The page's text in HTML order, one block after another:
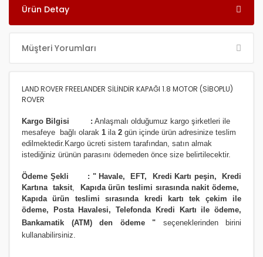
Ürün Detay
Müşteri Yorumları
LAND ROVER FREELANDER SİLİNDİR KAPAĞI 1.8 MOTOR (SİBOPLU)
ROVER
Kargo Bilgisi : Anlaşmalı olduğumuz kargo şirketleri ile
mesafeye bağlı olarak 1 ila 2 gün içinde ürün adresinize teslim
edilmektedir. Kargo ücreti sistem tarafından, satın almak
istediğiniz ürünün parasını ödemeden önce size belirtilecektir.
Ödeme Şekli : " Havale, EFT, Kredi Kartı peşin,
Kredi
Kartına taksit,
Kapıda ürün teslimi sırasında nakit ödeme,
Kapıda ürün teslimi sırasında kredi kartı tek çekim ile
ödeme, Posta Havalesi, Telefonda Kredi Kartı ile ödeme,
Bankamatik (ATM) den ödeme "
seçeneklerinden birini
kullanabilirsiniz.